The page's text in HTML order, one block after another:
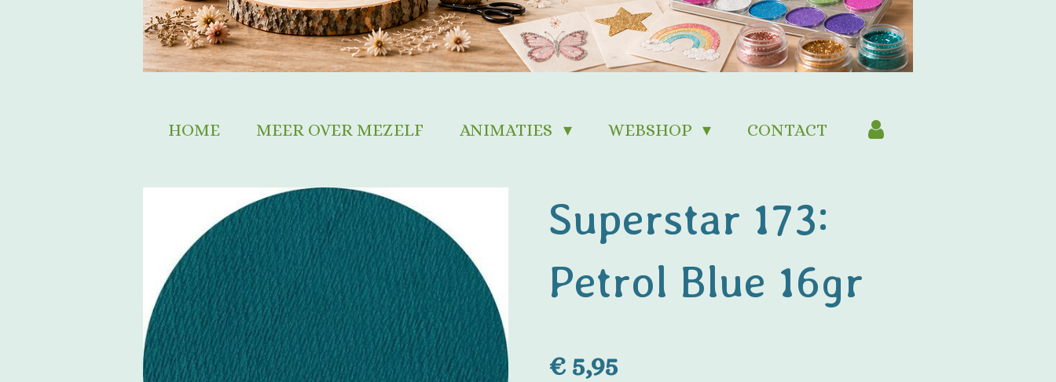
HOME MEER OVER MEZELF ANIMATIES WEBSHOP CONTACT
Superstar 173:
Petrol Blue 16gr
€ 5,95